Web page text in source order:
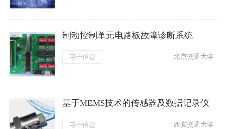
制动控制单元电路板故障诊断系统
电子信息 北京交通大学
基于MEMS技术的传感器及数据记录仪
电子信息 西安交通大学